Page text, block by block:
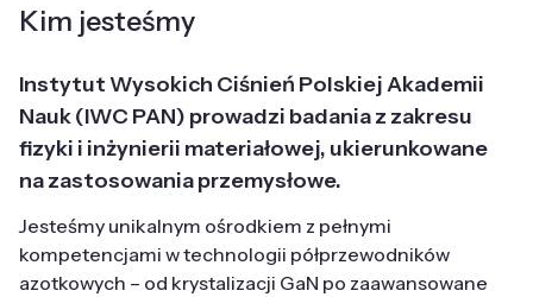
Kim jesteśmy
Instytut Wysokich Ciśnień Polskiej Akademii
Nauk (IWC PAN) prowadzi badania z zakresu
fizyki i inżynierii materiałowej, ukierunkowane
na zastosowania przemysłowe.
Jesteśmy unikalnym ośrodkiem z pełnymi
kompetencjami w technologii półprzewodników
azotkowych – od krystalizacji GaN po zaawansowane